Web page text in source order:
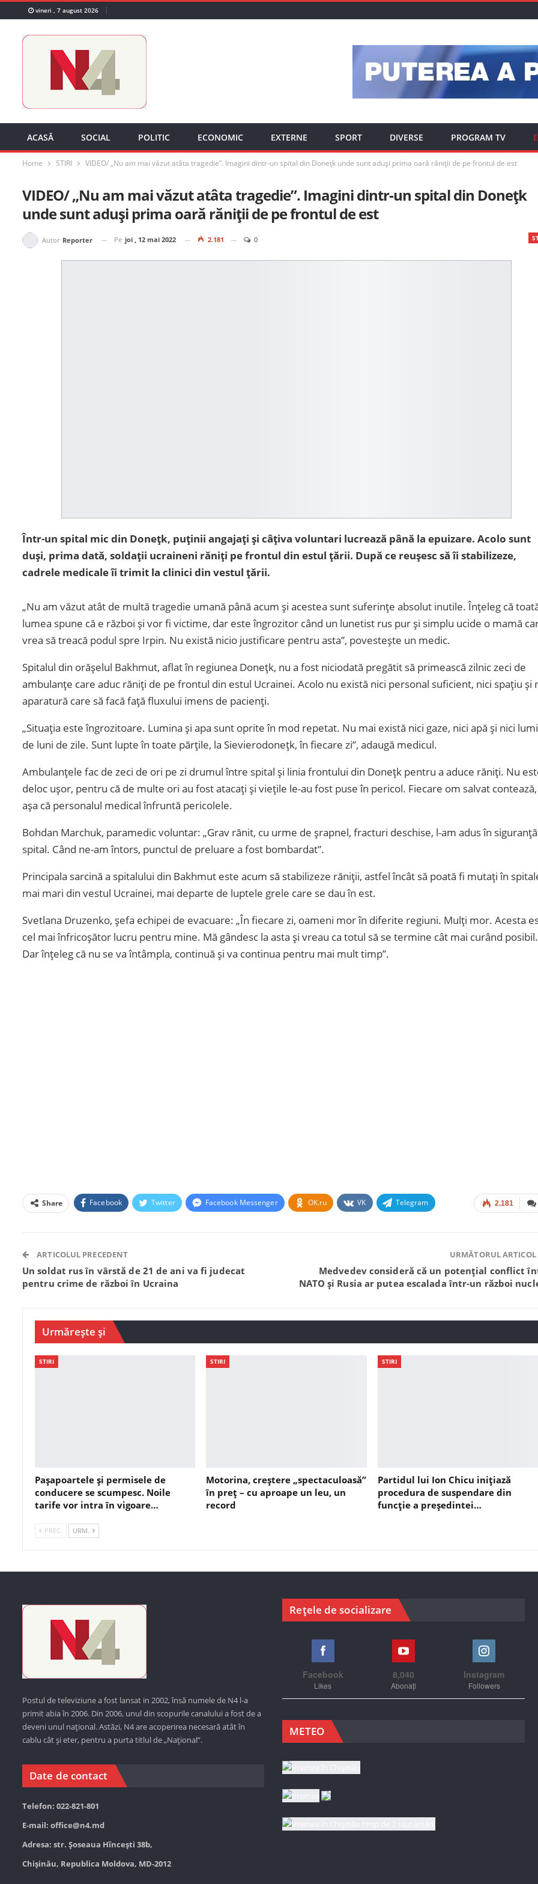
vineri , 7 august 2026
ACASĂ SOCIAL POLITIC ECONOMIC EXTERNE SPORT DIVERSE PROGRAM TV
Home STIRI VIDEO/ „Nu am mai văzut atâta tragedie”. Imagini dintr-un spital din Donețk unde sunt aduși prima oară răniții de pe frontul de est
VIDEO/ „Nu am mai văzut atâta tragedie”. Imagini dintr-un spital din Donețk
unde sunt aduși prima oară răniții de pe frontul de est
Autor Reporter Pe joi , 12 mai 2022 2.181 0
Într-un spital mic din Donețk, puținii angajați și câțiva voluntari lucrează până la epuizare. Acolo sunt
duși, prima dată, soldații ucraineni răniți pe frontul din estul țării. După ce reușesc să îi stabilizeze,
cadrele medicale îi trimit la clinici din vestul țării.
„Nu am văzut atât de multă tragedie umană până acum și acestea sunt suferințe absolut inutile. Înțeleg că
lumea spune că e război și vor fi victime, dar este îngrozitor când un lunetist rus pur și simplu ucide o mamă
vrea să treacă podul spre Irpin. Nu există nicio justificare pentru asta”, povestește un medic.
Spitalul din orășelul Bakhmut, aflat în regiunea Donețk, nu a fost niciodată pregătit să primească zilnic zeci de
ambulanțe care aduc răniți de pe frontul din estul Ucrainei. Acolo nu există nici personal suficient, nici spațiu și
aparatură care să facă față fluxului imens de pacienți.
„Situația este îngrozitoare. Lumina și apa sunt oprite în mod repetat. Nu mai există nici gaze, nici apă și nici
de luni de zile. Sunt lupte în toate părțile, la Sievierodonețk, în fiecare zi”, adaugă medicul.
Ambulanțele fac de zeci de ori pe zi drumul între spital și linia frontului din Donețk pentru a aduce răniți. Nu
deloc ușor, pentru că de multe ori au fost atacați și viețile le-au fost puse în pericol. Fiecare om salvat contează,
așa că personalul medical înfruntă pericolele.
Bohdan Marchuk, paramedic voluntar: „Grav rănit, cu urme de șrapnel, fracturi deschise, l-am adus în
spital. Când ne-am întors, punctul de preluare a fost bombardat”.
Principala sarcină a spitalului din Bakhmut este acum să stabilizeze răniții, astfel încât să poată fi mutați în
mai mari din vestul Ucrainei, mai departe de luptele grele care se dau în est.
Svetlana Druzenko, șefa echipei de evacuare: „În fiecare zi, oameni mor în diferite regiuni. Mulți mor. Acesta
cel mai înfricoșător lucru pentru mine. Mă gândesc la asta și vreau ca totul să se termine cât mai curând posibil.
Dar înțeleg că nu se va întâmpla, continuă și va continua pentru mai mult timp”.
2.181
Share Facebook Twitter Facebook Messenger OK.ru VK Telegram
ARTICOLUL PRECEDENT
Un soldat rus în vârstă de 21 de ani va fi judecat
pentru crime de război în Ucraina
URMĂTORUL ARTICOL
Medvedev consideră că un potențial conflict
NATO și Rusia ar putea escalada într-un război
Urmărește și
STIRI
Pașapoartele și permisele de
conducere se scumpesc. Noile
tarife vor intra în vigoare…
STIRI
Motorina, creștere „spectaculoasă”
în preț – cu aproape un leu, un
record
STIRI
Partidul lui Ion Chicu inițiază
procedura de suspendare din
funcție a președintei…
PREC. URM.
Postul de televiziune a fost lansat in 2002, însă numele de N4 l-a
primit abia în 2006. Din 2006, unul din scopurile canalului a fost de a
deveni unul național. Astăzi, N4 are acoperirea necesară atât în
cablu cât și eter, pentru a purta titlul de „Național”.
Date de contact
Telefon: 022-821-801
E-mail: office@n4.md
Adresa: str. Șoseaua Hînceşti 38b,
Chișinău, Republica Moldova, MD-2012
Rețele de socializare
Facebook
Likes
8,040
Abonați
Instagram
Followers
METEO